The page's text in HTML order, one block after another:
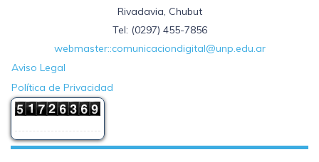
Rivadavia, Chubut
Tel: (0297) 455-7856
webmaster::comunicaciondigital@unp.edu.ar
Aviso Legal
Política de Privacidad